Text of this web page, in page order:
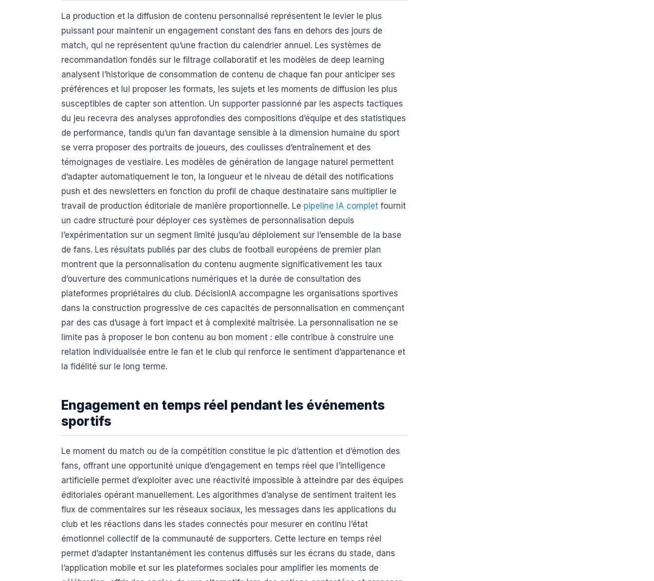
La production et la diffusion de contenu personnalisé représentent le levier le plus
puissant pour maintenir un engagement constant des fans en dehors des jours de
match, qui ne représentent qu’une fraction du calendrier annuel. Les systèmes de
recommandation fondés sur le filtrage collaboratif et les modèles de deep learning
analysent l’historique de consommation de contenu de chaque fan pour anticiper ses
préférences et lui proposer les formats, les sujets et les moments de diffusion les plus
susceptibles de capter son attention. Un supporter passionné par les aspects tactiques
du jeu recevra des analyses approfondies des compositions d’équipe et des statistiques
de performance, tandis qu’un fan davantage sensible à la dimension humaine du sport
se verra proposer des portraits de joueurs, des coulisses d’entraînement et des
témoignages de vestiaire. Les modèles de génération de langage naturel permettent
d’adapter automatiquement le ton, la longueur et le niveau de détail des notifications
push et des newsletters en fonction du profil de chaque destinataire sans multiplier le
travail de production éditoriale de manière proportionnelle. Le pipeline IA complet fournit
un cadre structuré pour déployer ces systèmes de personnalisation depuis
l’expérimentation sur un segment limité jusqu’au déploiement sur l’ensemble de la base
de fans. Les résultats publiés par des clubs de football européens de premier plan
montrent que la personnalisation du contenu augmente significativement les taux
d’ouverture des communications numériques et la durée de consultation des
plateformes propriétaires du club. DécisionIA accompagne les organisations sportives
dans la construction progressive de ces capacités de personnalisation en commençant
par des cas d’usage à fort impact et à complexité maîtrisée. La personnalisation ne se
limite pas à proposer le bon contenu au bon moment : elle contribue à construire une
relation individualisée entre le fan et le club qui renforce le sentiment d’appartenance et
la fidélité sur le long terme.
Engagement en temps réel pendant les événements
sportifs
Le moment du match ou de la compétition constitue le pic d’attention et d’émotion des
fans, offrant une opportunité unique d’engagement en temps réel que l’intelligence
artificielle permet d’exploiter avec une réactivité impossible à atteindre par des équipes
éditoriales opérant manuellement. Les algorithmes d’analyse de sentiment traitent les
flux de commentaires sur les réseaux sociaux, les messages dans les applications du
club et les réactions dans les stades connectés pour mesurer en continu l’état
émotionnel collectif de la communauté de supporters. Cette lecture en temps réel
permet d’adapter instantanément les contenus diffusés sur les écrans du stade, dans
l’application mobile et sur les plateformes sociales pour amplifier les moments de